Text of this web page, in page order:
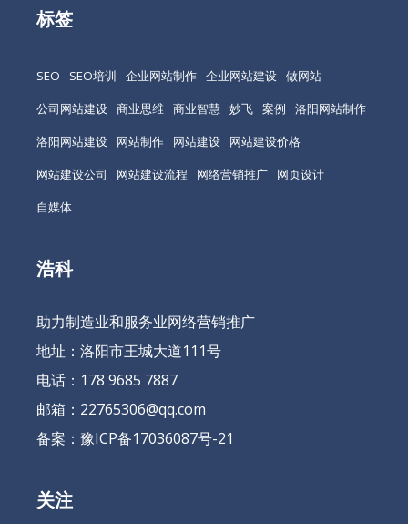
标签
SEO SEO培训 企业网站制作 企业网站建设 做网站
公司网站建设 商业思维 商业智慧 妙飞 案例
洛阳网站制作
洛阳网站建设
网站制作 网站建设
网站建设价格
网站建设公司
网站建设流程 网络营销推广
网页设计
自媒体
浩科
助力制造业和服务业网络营销推广
地址：洛阳市王城大道111号
电话：178 9685 7887
邮箱：22765306@qq.com
备案： 豫ICP备17036087号-21
关注